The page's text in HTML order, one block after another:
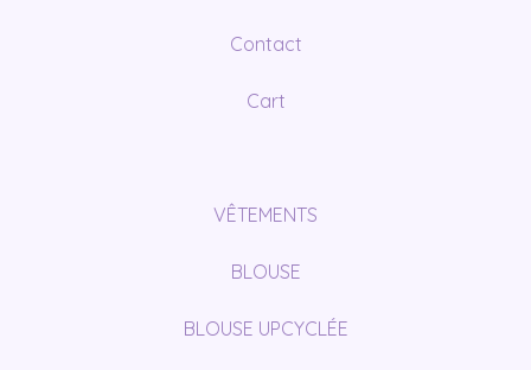
Contact
Cart
VÊTEMENTS
BLOUSE
BLOUSE UPCYCLÉE